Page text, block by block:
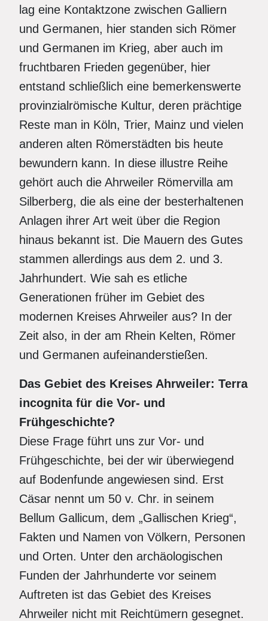
lag eine Kontaktzone zwischen Galliern
und Germanen, hier standen sich Römer
und Germanen im Krieg, aber auch im
fruchtbaren Frieden gegenüber, hier
entstand schließlich eine bemerkenswerte
provinzialrömische Kultur, deren prächtige
Reste man in Köln, Trier, Mainz und vielen
anderen alten Römerstädten bis heute
bewundern kann. In diese illustre Reihe
gehört auch die Ahrweiler Römervilla am
Silberberg, die als eine der besterhaltenen
Anlagen ihrer Art weit über die Region
hinaus bekannt ist. Die Mauern des Gutes
stammen allerdings aus dem 2. und 3.
Jahrhundert. Wie sah es etliche
Generationen früher im Gebiet des
modernen Kreises Ahrweiler aus? In der
Zeit also, in der am Rhein Kelten, Römer
und Germanen aufeinanderstießen.
Das Gebiet des Kreises Ahrweiler: Terra
incognita für die Vor- und
Frühgeschichte?
Diese Frage führt uns zur Vor- und
Frühgeschichte, bei der wir überwiegend
auf Bodenfunde angewiesen sind. Erst
Cäsar nennt um 50 v. Chr. in seinem
Bellum Gallicum, dem „Gallischen Krieg“,
Fakten und Namen von Völkern, Personen
und Orten. Unter den archäologischen
Funden der Jahrhunderte vor seinem
Auftreten ist das Gebiet des Kreises
Ahrweiler nicht mit Reichtümern gesegnet.